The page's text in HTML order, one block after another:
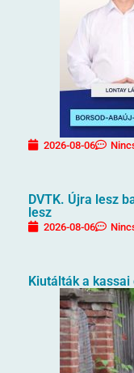
2026-08-06
DVTK. Újra lesz
lesz
2026-08-06
Kiutálták a